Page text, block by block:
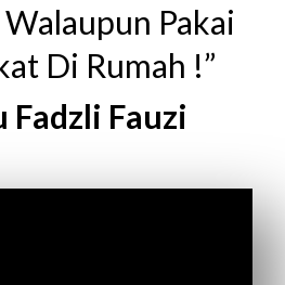
Pakai
Di Rumah !”
Fadzli Fauzi